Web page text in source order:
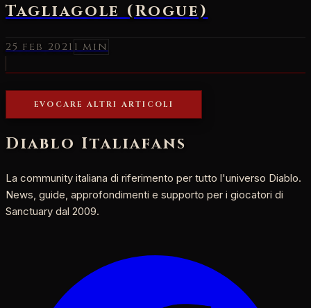
Tagliagole (Rogue)
25 feb 2021 1 min
EVOCARE ALTRI ARTICOLI
Diablo Italiafans
La community italiana di riferimento per tutto l'universo Diablo.
News, guide, approfondimenti e supporto per i giocatori di
Sanctuary dal 2009.